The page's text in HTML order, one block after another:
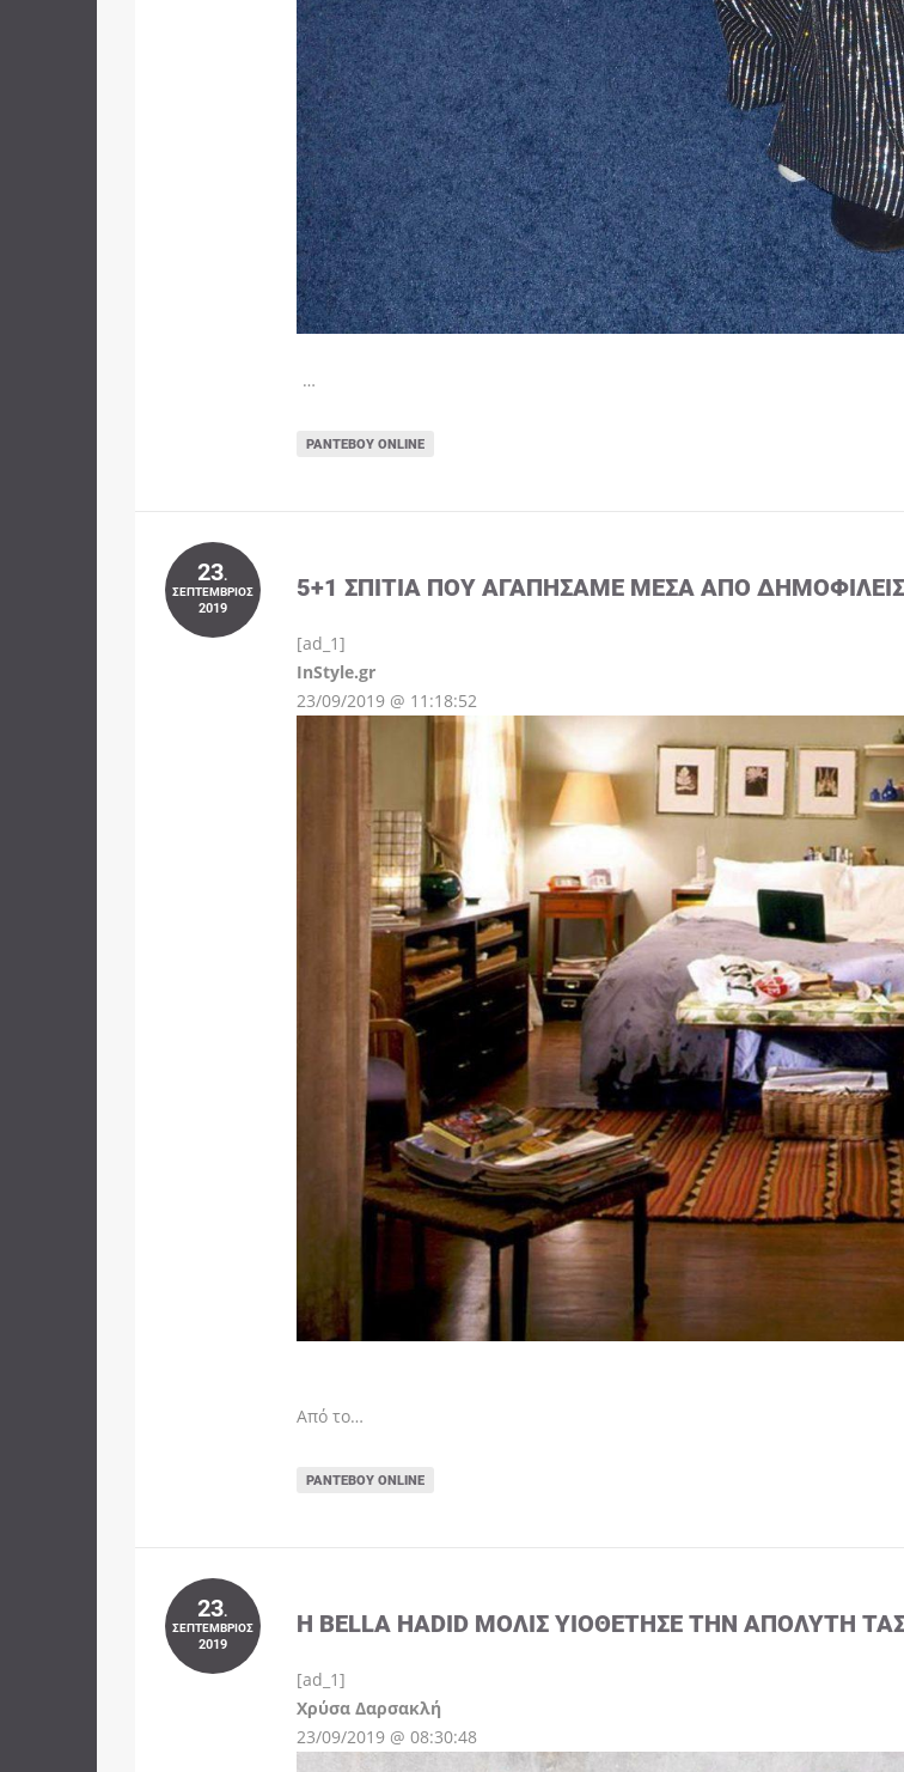
…
ΡΑΝΤΕΒΟΎ ONLINE
23.
ΣΕΠΤΈΜΒΡΙΟΣ
2019
5+1 ΣΠΊΤΙΑ ΠΟΥ ΑΓΑΠΉΣΑΜΕ ΜΈΣΑ ΑΠΌ ΔΗΜΟΦΙΛΕΊΣ
[ad_1]
InStyle.gr
23/09/2019 @ 11:18:52
Από το…
ΡΑΝΤΕΒΟΎ ONLINE
23.
ΣΕΠΤΈΜΒΡΙΟΣ
2019
Η BELLA HADID ΜΌΛΙΣ ΥΙΟΘΈΤΗΣΕ ΤΗΝ ΑΠΌΛΥΤΗ
[ad_1]
Χρύσα ΔαρσακλήInstagram
23/09/2019 @ 08:30:48